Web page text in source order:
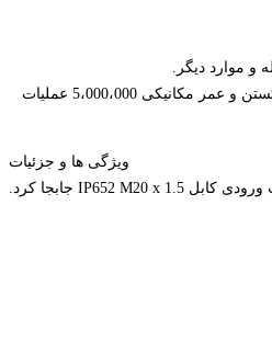
و موارد دیگر.
این سوئیچ Schmersal که برای مقاومت در برابر شرایط سخت محیطی طراحی شده است ، دارای بدنه گالوانیزه چدنی با دوام با اهرم غلتکی پلاستیکی ، تماس های ضربه ای سریع با دوبار شکستن و عمر مکانیکی 5،000،000 عملیات
ویژگی ها و جزئیات